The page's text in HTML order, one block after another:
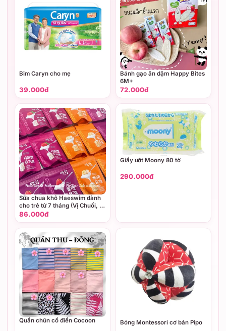
Bỉm Caryn cho mẹ
39.000đ
Bánh gạo ăn dặm Happy Bites
6M+
72.000đ
Sữa chua khô Haeswim dành
cho trẻ từ 7 tháng (Vị Chuối, vị
Dâu, vị Táo)
86.000đ
Giấy ướt Moony 80 tờ
290.000đ
Quấn chũn cổ điển Cocoon Bóng Montessori cơ bản Pipo